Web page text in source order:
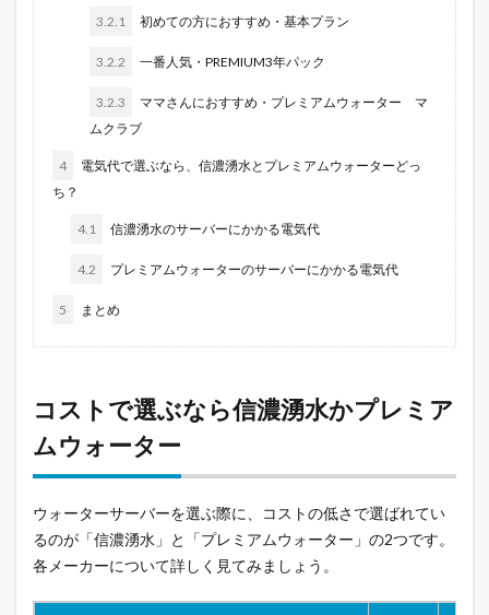
3.2.1 初めての方におすすめ・基本プラン
3.2.2 一番人気・PREMIUM3年パック
3.2.3
ママさんにおすすめ・プレミアムウォーター マ
ムクラブ
4
電気代で選ぶなら、信濃湧水とプレミアムウォーターどっ
ち？
4.1 信濃湧水のサーバーにかかる電気代
4.2 プレミアムウォーターのサーバーにかかる電気代
5 まとめ
コストで選ぶなら信濃湧水かプレミア
ムウォーター
ウォーターサーバーを選ぶ際に、コストの低さで選ばれてい
るのが「信濃湧水」と「プレミアムウォーター」の2つです。
各メーカーについて詳しく見てみましょう。